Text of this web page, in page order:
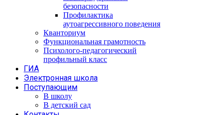
безопасности
Профилактика
аутоагрессивного поведения
Кванториум
Функциональная грамотность
Психолого-педагогический
профильный класс
ГИА
Электронная школа
Поступающим
В школу
В детский сад